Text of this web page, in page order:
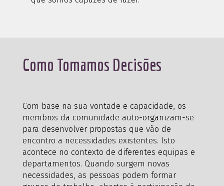
Como Tomamos Decisões
Com base na sua vontade e capacidade, os
membros da comunidade auto-organizam-se
para desenvolver propostas que vão de
encontro a necessidades existentes. Isto
acontece no contexto de diferentes equipas e
departamentos. Quando surgem novas
necessidades, as pessoas podem formar